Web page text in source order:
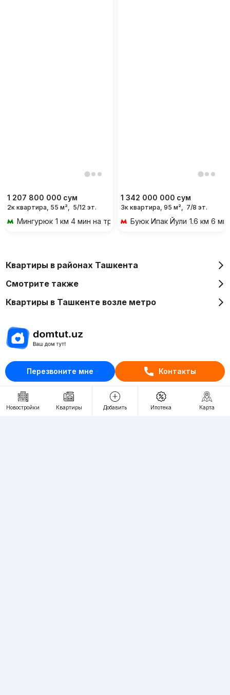
Перезвоните мне Контакты
1 207 800 000 сум
2к квартира, 55 м², 5/12 эт.
Мингурюк 1 км 4 мин на транспорте
1 342 000 000 сум
3к квартира, 95 м², 7/8 эт.
Буюк Ипак Йули 1.6 км 6
Новостройки Квартиры Добавить Ипотека Карта
Квартиры в районах Ташкента
Смотрите также
Квартиры в Ташкенте возле метро
Отдел рекламы
+998 (78) 113-20-86
+998 (93) 390-30-10
Пн-Пт. С 9:30 до 18:00